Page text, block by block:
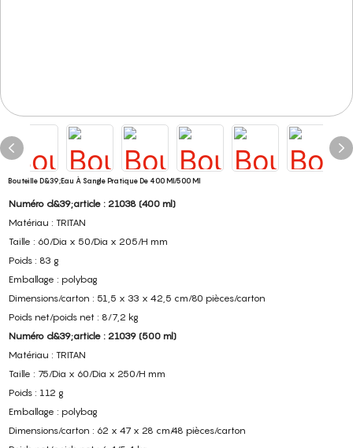
Bouteille D&39;eau À Sangle Pratique De 400 Ml/500 Ml
Numéro d&39;article : 21038 (400 ml)
Matériau : TRITAN
Taille : 60/Dia x 50/Dia x 205/H mm
Poids : 83 g
Emballage : polybag
Dimensions/carton : 51,5 x 33 x 42,5 cm/80 pièces/carton
Poids net/poids net : 8/7,2 kg
Numéro d&39;article : 21039 (500 ml)
Matériau : TRITAN
Taille : 75/Dia x 60/Dia x 250/H mm
Poids : 112 g
Emballage : polybag
Dimensions/carton : 62 x 47 x 28 cm/48 pièces/carton